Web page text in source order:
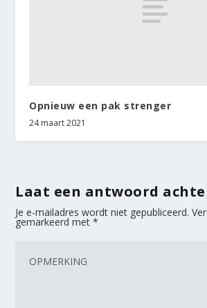
Opnieuw een pak strenger
24 maart 2021
Laat een antwoord
Je e-mailadres wordt niet gepubliceerd.
gemarkeerd met*